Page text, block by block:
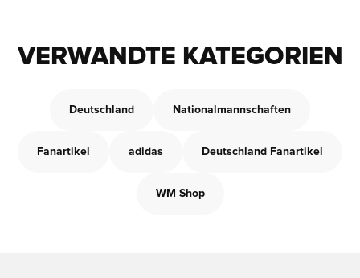
VERWANDTE KATEGORIEN
Deutschland Nationalmannschaften
Fanartikel adidas Deutschland Fanartikel
WM Shop